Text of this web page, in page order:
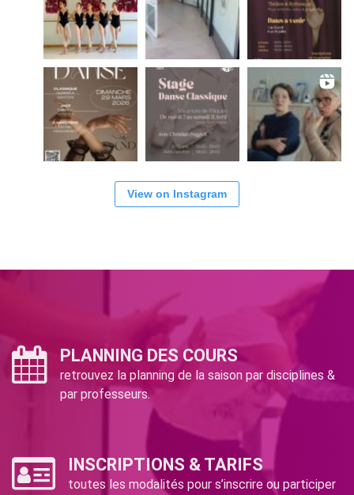
View on Instagram
PLANNING DES COURS
retrouvez la planning de la saison par disciplines &
par professeurs.
INSCRIPTIONS & TARIFS
toutes les modalités pour s’inscrire ou participer